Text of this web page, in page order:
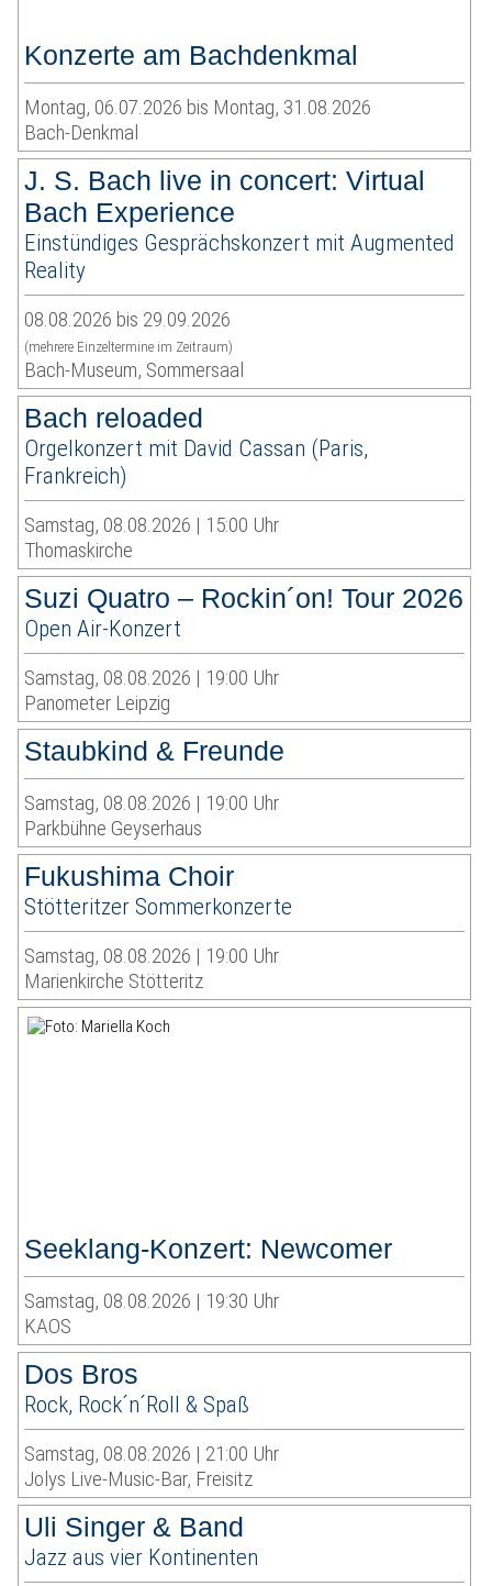
Konzerte am Bachdenkmal
Montag, 06.07.2026 bis Montag, 31.08.2026
Bach-Denkmal
J. S. Bach live in concert: Virtual
Bach Experience
Einstündiges Gesprächskonzert mit Augmented
Reality
08.08.2026 bis 29.09.2026
(mehrere Einzeltermine im Zeitraum)
Bach-Museum, Sommersaal
Bach reloaded
Orgelkonzert mit David Cassan (Paris,
Frankreich)
Samstag, 08.08.2026 | 15:00 Uhr
Thomaskirche
Suzi Quatro – Rockin´on! Tour 2026
Open Air-Konzert
Samstag, 08.08.2026 | 19:00 Uhr
Panometer Leipzig
Staubkind & Freunde
Samstag, 08.08.2026 | 19:00 Uhr
Parkbühne Geyserhaus
Fukushima Choir
Stötteritzer Sommerkonzerte
Samstag, 08.08.2026 | 19:00 Uhr
Marienkirche Stötteritz
Seeklang-Konzert: Newcomer
Samstag, 08.08.2026 | 19:30 Uhr
KAOS
Dos Bros
Rock, Rock´n´Roll & Spaß
Samstag, 08.08.2026 | 21:00 Uhr
Jolys Live-Music-Bar, Freisitz
Uli Singer & Band
Jazz aus vier Kontinenten